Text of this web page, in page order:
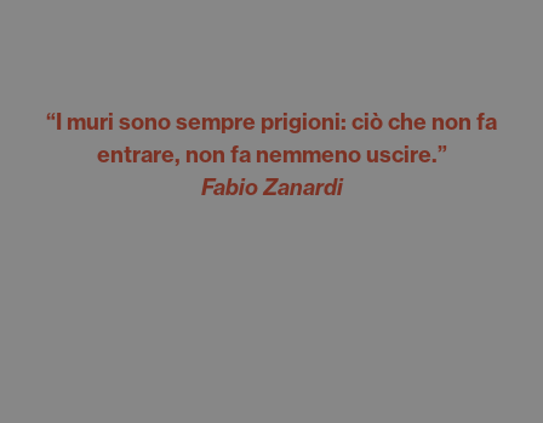
“I muri sono sempre prigioni: ciò che non fa
entrare, non fa nemmeno uscire.”
Fabio Zanardi